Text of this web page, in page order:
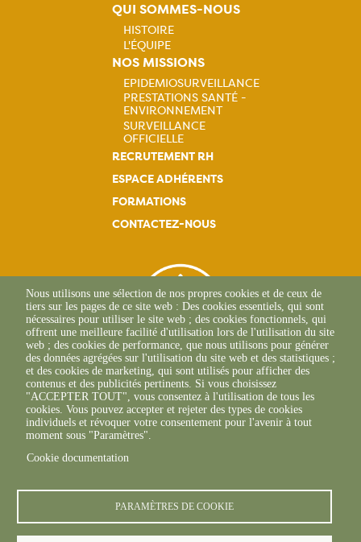
Nous utilisons une sélection de nos propres cookies et de ceux de
tiers sur les pages de ce site web : Des cookies essentiels, qui sont
nécessaires pour utiliser le site web ; des cookies fonctionnels, qui
offrent une meilleure facilité d'utilisation lors de l'utilisation du site
web ; des cookies de performance, que nous utilisons pour générer
des données agrégées sur l'utilisation du site web et des statistiques ;
et des cookies de marketing, qui sont utilisés pour afficher des
contenus et des publicités pertinents. Si vous choisissez
"ACCEPTER TOUT", vous consentez à l'utilisation de tous les
cookies. Vous pouvez accepter et rejeter des types de cookies
individuels et révoquer votre consentement pour l'avenir à tout
moment sous "Paramètres".
Cookie documentation
PARAMÈTRES DE COOKIE
QUI SOMMES-NOUS
Navigation
principale
HISTOIRE
L'ÉQUIPE
NOS MISSIONS
Navigation
principale
EPIDEMIOSURVEILLANCE
PRESTATIONS SANTÉ -
ENVIRONNEMENT
SURVEILLANCE
OFFICIELLE
RECRUTEMENT RH
ESPACE ADHÉRENTS
FORMATIONS
CONTACTEZ-NOUS
L'Osteria
20117 CAURO
+33 04 95 26 68 81